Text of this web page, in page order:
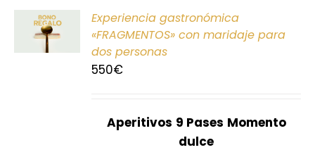
Experiencia gastronómica
«FRAGMENTOS» con maridaje para
dos personas
550€
Aperitivos 9 Pases Momento
dulce